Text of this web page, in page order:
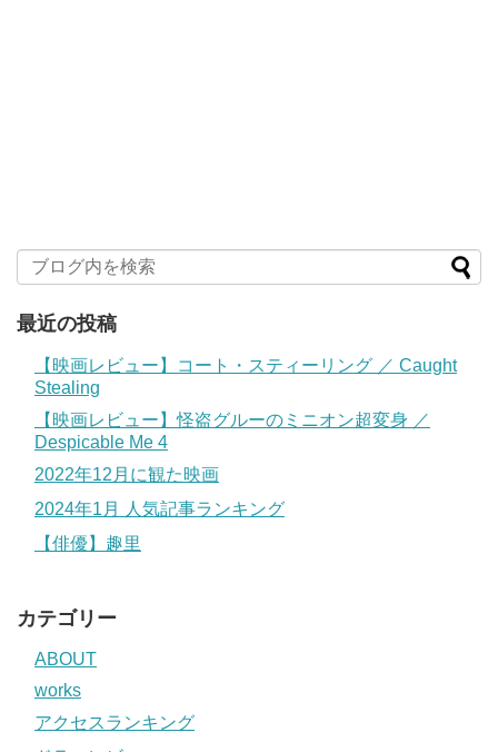
最近の投稿
【映画レビュー】コート・スティーリング ／ Caught
Stealing
【映画レビュー】怪盗グルーのミニオン超変身 ／
Despicable Me 4
2022年12月に観た映画
2024年1月 人気記事ランキング
【俳優】趣里
カテゴリー
ABOUT
works
アクセスランキング